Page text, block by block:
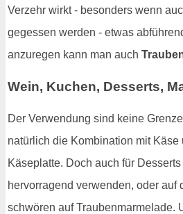
Verzehr wirkt - besonders wenn
gegessen werden - etwas
anzuregen kann man auch
Wein, Kuchen, Desserts,
Der Verwendung sind keine
natürlich die Kombination mit Käse
Käseplatte. Doch auch für
hervorragend verwenden, oder auf
schwören auf Traubenmarmelade.